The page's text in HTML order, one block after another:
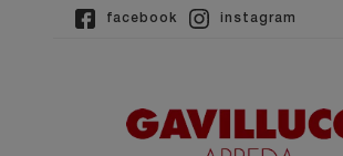
facebook instagram